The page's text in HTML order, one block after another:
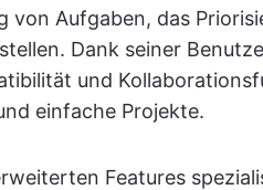
von Aufgaben, das
Dank seiner
und
einfache Projekte.
Features